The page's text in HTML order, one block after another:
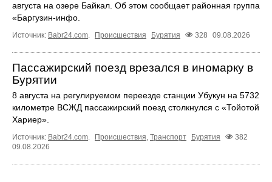
августа на озере Байкал. Об этом сообщает районная группа
«Бapгyзин-инфo.
Источник: Babr24.com. Происшествия Бурятия 328 09.08.2026
Пассажирский поезд врезался в иномарку в
Бурятии
8 августа на регулируемом переезде станции Убукун на 5732
километре ВСЖД пассажирский поезд столкнулся с «Тойотой
Хариер».
Источник: Babr24.com. Происшествия, Транспорт Бурятия
382
09.08.2026